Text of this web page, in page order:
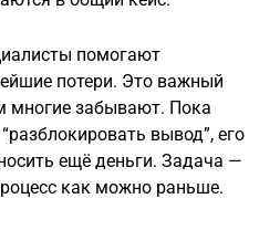
помогают
потери. Это важный
многие забывают. Пока
вывод”, его
ещё деньги. Задача —
как можно раньше.